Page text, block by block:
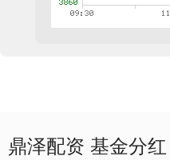
鼎泽配资 基金分